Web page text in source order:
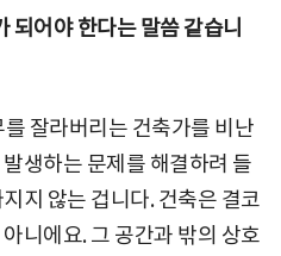
어야 한다는 말씀 같습니
잘라버리는 건축가를 비난
생하는 문제를 해결하려 들
지 않는 겁니다. 건축은 결코
니에요. 그 공간과 밖의 상호